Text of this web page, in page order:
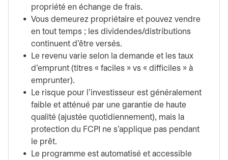
propriété en échange de frais.
Vous demeurez propriétaire et pouvez vendre
en tout temps ; les dividendes/distributions
continuent d’être versés.
Le revenu varie selon la demande et les taux
d’emprunt (titres « faciles » vs « difficiles » à
emprunter).
Le risque pour l’investisseur est généralement
faible et atténué par une garantie de haute
qualité (ajustée quotidiennement), mais la
protection du FCPI ne s’applique pas pendant
le prêt.
Le programme est automatisé et accessible